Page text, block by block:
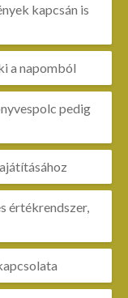
kapcsán is
a napomból
pedig
értékrendszer,